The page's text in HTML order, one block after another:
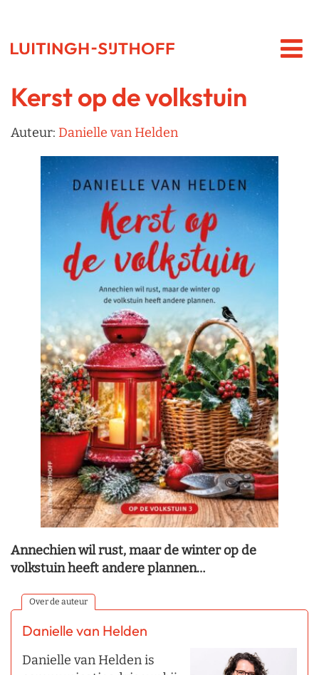
Kerst op de volkstuin
Auteur: Danielle van Helden
Annechien wil rust, maar de winter op de
volkstuin heeft andere plannen…
Over de auteur
Danielle van Helden
Danielle van Helden is